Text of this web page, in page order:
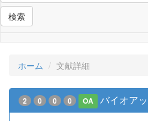
検索
ホーム 文献詳細
2 0 0 0 OA バイオア